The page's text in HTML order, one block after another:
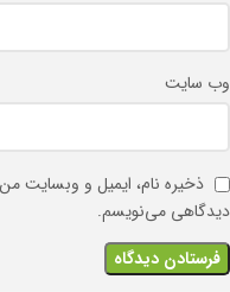
وب‌ سایت
ذخیره نام، ایمیل و وبسایت من
دیدگاهی می‌نویسم.